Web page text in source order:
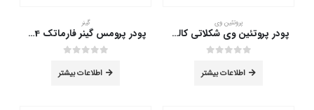
پروتئین وی
پودر پروتئین وی شکلاتی کاله 650 گرم
اطلاعات بیشتر
گینر
پودر پرومس گینر فارماتک 6804 گرم
اطلاعات بیشتر